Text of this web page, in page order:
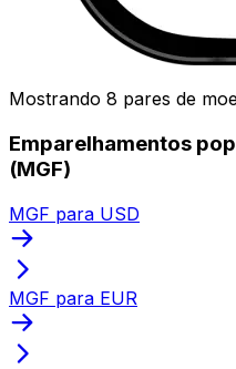
Mostrando 8 pares de
Emparelhamentos
(MGF)
MGF para USD
MGF para EUR